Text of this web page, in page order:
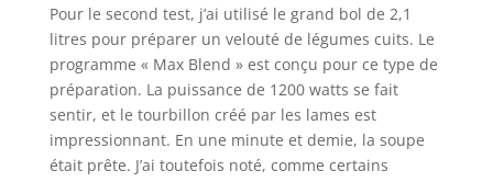
Pour le second test, j’ai utilisé le grand bol de 2,1
litres pour préparer un velouté de légumes cuits. Le
programme « Max Blend » est conçu pour ce type de
préparation. La puissance de 1200 watts se fait
sentir, et le tourbillon créé par les lames est
impressionnant. En une minute et demie, la soupe
était prête. J’ai toutefois noté, comme certains